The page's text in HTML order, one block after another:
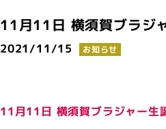
11月11日 横須賀ブラジ
2021/11/15 お知らせ
11月11日 横須賀ブラジャー生